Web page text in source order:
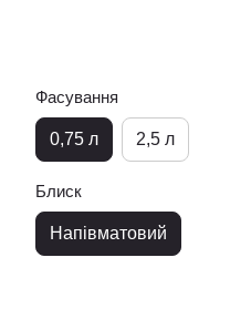
Фасування
0,75 л 2,5 л
Блиск
Напівматовий